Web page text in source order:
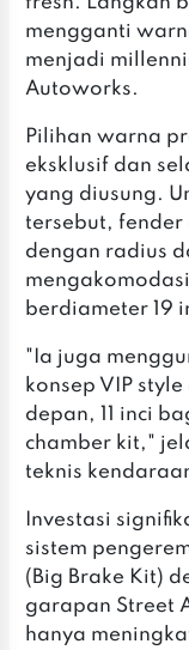
mengganti
menjadi
Autoworks.
Pilihan warna
eksklusif dan
yang diusung.
tersebut, fender
dengan radius
berdiameter 19
"Ia juga
konsep VIP
depan, 11 inci
chamber kit,"
teknis
Investasi
sistem
(Big Brake Kit)
garapan Street
hanya